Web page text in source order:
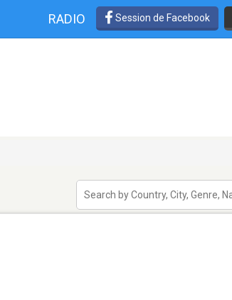
RADIO Session de Facebook